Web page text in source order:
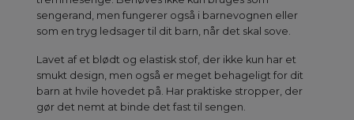
sengerand, men fungerer også i barnevognen eller
som en tryg ledsager til dit barn, når det skal sove.
Lavet af et blødt og elastisk stof, der ikke kun har et
smukt design, men også er meget behageligt for dit
barn at hvile hovedet på. Har praktiske stropper, der
gør det nemt at binde det fast til sengen.